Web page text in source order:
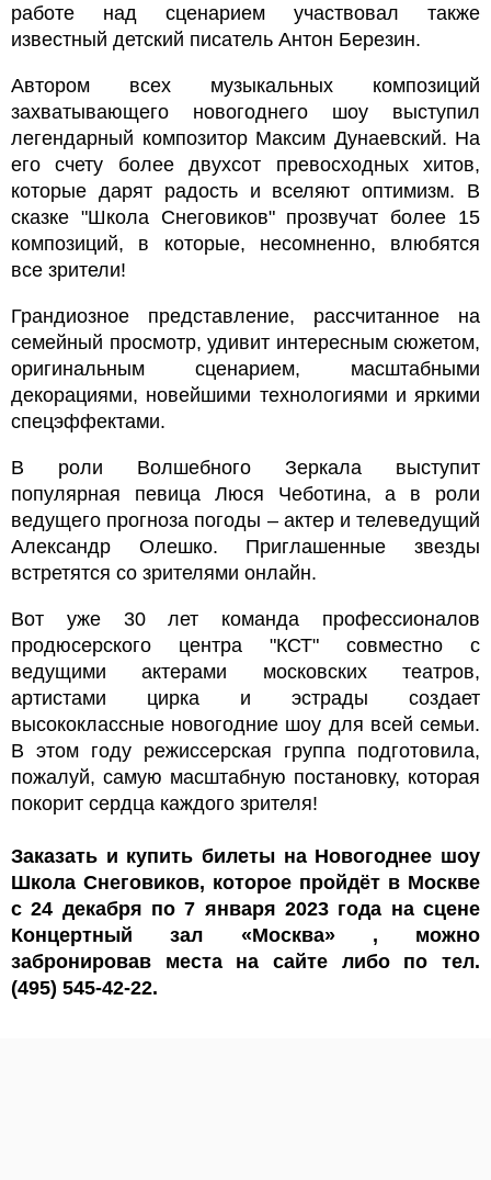
работе над сценарием участвовал также
известный детский писатель Антон Березин.
Автором всех музыкальных композиций
захватывающего новогоднего шоу выступил
легендарный композитор Максим Дунаевский. На
его счету более двухсот превосходных хитов,
которые дарят радость и вселяют оптимизм. В
сказке "Школа Снеговиков" прозвучат более 15
композиций, в которые, несомненно, влюбятся
все зрители!
Грандиозное представление, рассчитанное на
семейный просмотр, удивит интересным сюжетом,
оригинальным сценарием, масштабными
декорациями, новейшими технологиями и яркими
спецэффектами.
В роли Волшебного Зеркала выступит
популярная певица Люся Чеботина, а в роли
ведущего прогноза погоды – актер и телеведущий
Александр Олешко. Приглашенные звезды
встретятся со зрителями онлайн.
Вот уже 30 лет команда профессионалов
продюсерского центра "КСТ" совместно с
ведущими актерами московских театров,
артистами цирка и эстрады создает
высококлассные новогодние шоу для всей семьи.
В этом году режиссерская группа подготовила,
пожалуй, самую масштабную постановку, которая
покорит сердца каждого зрителя!
Заказать и купить билеты на Новогоднее шоу
Школа Снеговиков, которое пройдёт в Москве
с 24 декабря по 7 января 2023 года на сцене
Концертный зал «Москва» , можно
забронировав места на сайте либо по тел.
(495) 545-42-22.